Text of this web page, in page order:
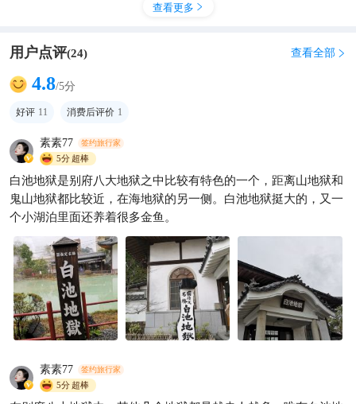
玩攻略
阿贤爱旅游 445
查看更多 
用户点评(24) 查看全部 
4.8/5分
好评 11 消费后评价 1
素素77 签约旅行家
5分超棒
白池地狱是别府八大地狱之中比较有特色的一个，距离山地狱和
鬼山地狱都比较近，在海地狱的另一侧。白池地狱挺大的，又一
个小湖泊里面还养着很多金鱼。
素素77 签约旅行家
5分超棒